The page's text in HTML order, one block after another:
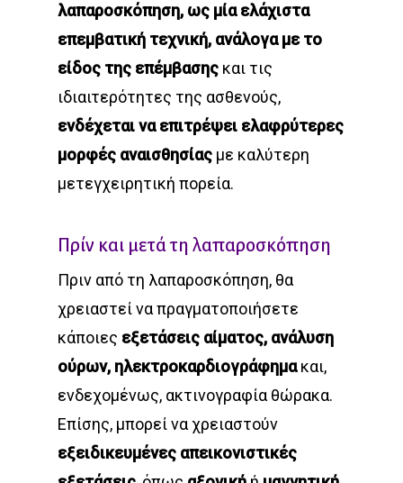
λαπαροσκόπηση, ως μία ελάχιστα
επεμβατική τεχνική, ανάλογα με το
είδος της επέμβασης και τις
ιδιαιτερότητες της ασθενούς,
ενδέχεται να επιτρέψει ελαφρύτερες
μορφές αναισθησίας με καλύτερη
μετεγχειρητική πορεία.
Πρίν και μετά τη λαπαροσκόπηση
Πριν από τη λαπαροσκόπηση, θα
χρειαστεί να πραγματοποιήσετε
κάποιες εξετάσεις αίματος, ανάλυση
ούρων, ηλεκτροκαρδιογράφημακαι,
ενδεχομένως, ακτινογραφία θώρακα.
Επίσης, μπορεί να χρειαστούν
εξειδικευμένες απεικονιστικές